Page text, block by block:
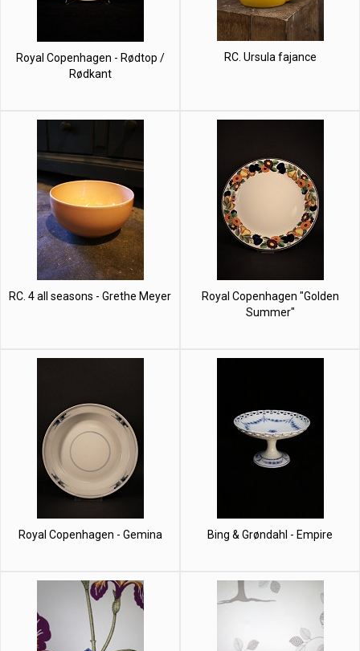
Royal Copenhagen - Rødtop /
Rødkant
RC. Ursula fajance
RC. 4 all seasons - Grethe Meyer
Royal Copenhagen "Golden
Summer"
Royal Copenhagen - Gemina Bing & Grøndahl - Empire